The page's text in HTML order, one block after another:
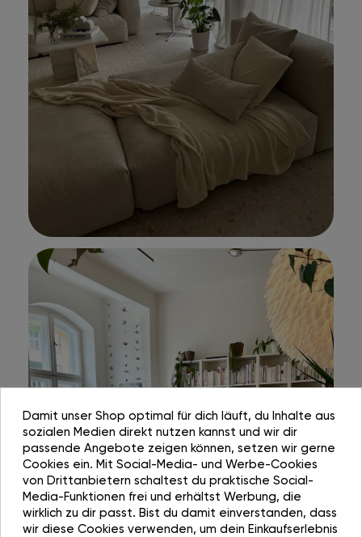
Damit unser Shop optimal für dich läuft, du Inhalte aus
sozialen Medien direkt nutzen kannst und wir dir
passende Angebote zeigen können, setzen wir gerne
Cookies ein. Mit Social-Media- und Werbe-Cookies
von Drittanbietern schaltest du praktische Social-
Media-Funktionen frei und erhältst Werbung, die
wirklich zu dir passt. Bist du damit einverstanden, dass
wir diese Cookies verwenden, um dein Einkaufserlebnis